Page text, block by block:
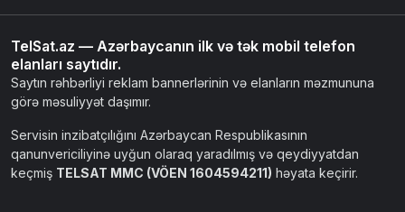
TelSat.az — Azərbaycanın ilk və tək mobil telefon
elanları saytıdır.
Saytın rəhbərliyi reklam bannerlərinin və elanların məzmununa
görə məsuliyyət daşımır.
Servisin inzibatçılığını Azərbaycan Respublikasının
qanunvericiliyinə uyğun olaraq yaradılmış və qeydiyyatdan
keçmiş TELSAT MMC (VÖEN 1604594211) həyata keçirir.